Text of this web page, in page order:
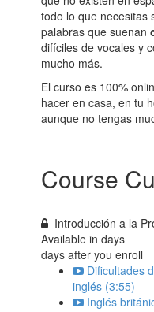
todo lo que necesitas
palabras que suenan
difíciles de vocales y
mucho más.
El curso es 100%
hacer en casa, en tu
aunque no tengas
Course
Introducción a la
Available indays
days after you enroll
Dificultades
inglés (3:55)
Inglés